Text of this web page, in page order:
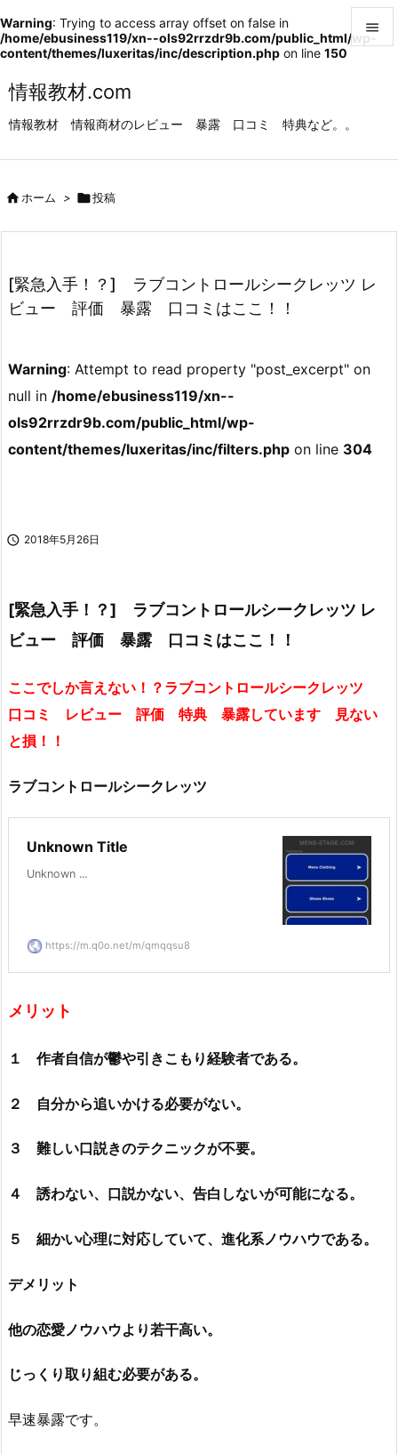
Warning: Trying to access array offset on false in
/home/ebusiness119/xn--ols92rrzdr9b.com/public_html/wp-
content/themes/luxeritas/inc/description.php on line 150
情報教材.com
情報教材 情報商材のレビュー 暴露 口コミ 特典など。。


ホーム > 投稿
[緊急入手！？] ラブコントロールシークレッツ レ
ビュー 評価 暴露 口コミはここ！！
Warning: Attempt to read property "post_excerpt" on
null in /home/ebusiness119/xn--
ols92rrzdr9b.com/public_html/wp-
content/themes/luxeritas/inc/filters.php on line 304
 2018年5月26日
[緊急入手！？] ラブコントロールシークレッツ レ
ビュー 評価 暴露 口コミはここ！！
ここでしか言えない！？ラブコントロールシークレッツ
口コミ レビュー 評価 特典 暴露しています 見ない
と損！！
ラブコントロールシークレッツ
Unknown Title
Unknown ...
https://m.q0o.net/m/qmqqsu8
メリット
１ 作者自信が鬱や引きこもり経験者である。
２ 自分から追いかける必要がない。
３ 難しい口説きのテクニックが不要。
４ 誘わない、口説かない、告白しないが可能になる。
５ 細かい心理に対応していて、進化系ノウハウである。
デメリット
他の恋愛ノウハウより若干高い。
じっくり取り組む必要がある。
早速暴露です。